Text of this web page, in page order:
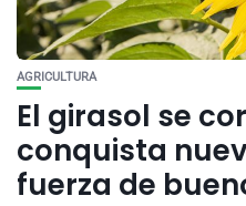
AGRICULTURA
El girasol se
conquista
fuerza de